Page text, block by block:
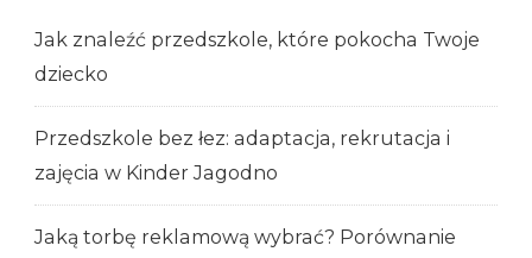
Jak znaleźć przedszkole, które pokocha Twoje
dziecko
Przedszkole bez łez: adaptacja, rekrutacja i
zajęcia w Kinder Jagodno
Jaką torbę reklamową wybrać? Porównanie